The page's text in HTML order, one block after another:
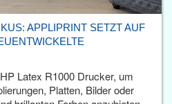
APPLIPRINT SETZT AUF
Latex R1000 Drucker, um
Platten, Bilder oder